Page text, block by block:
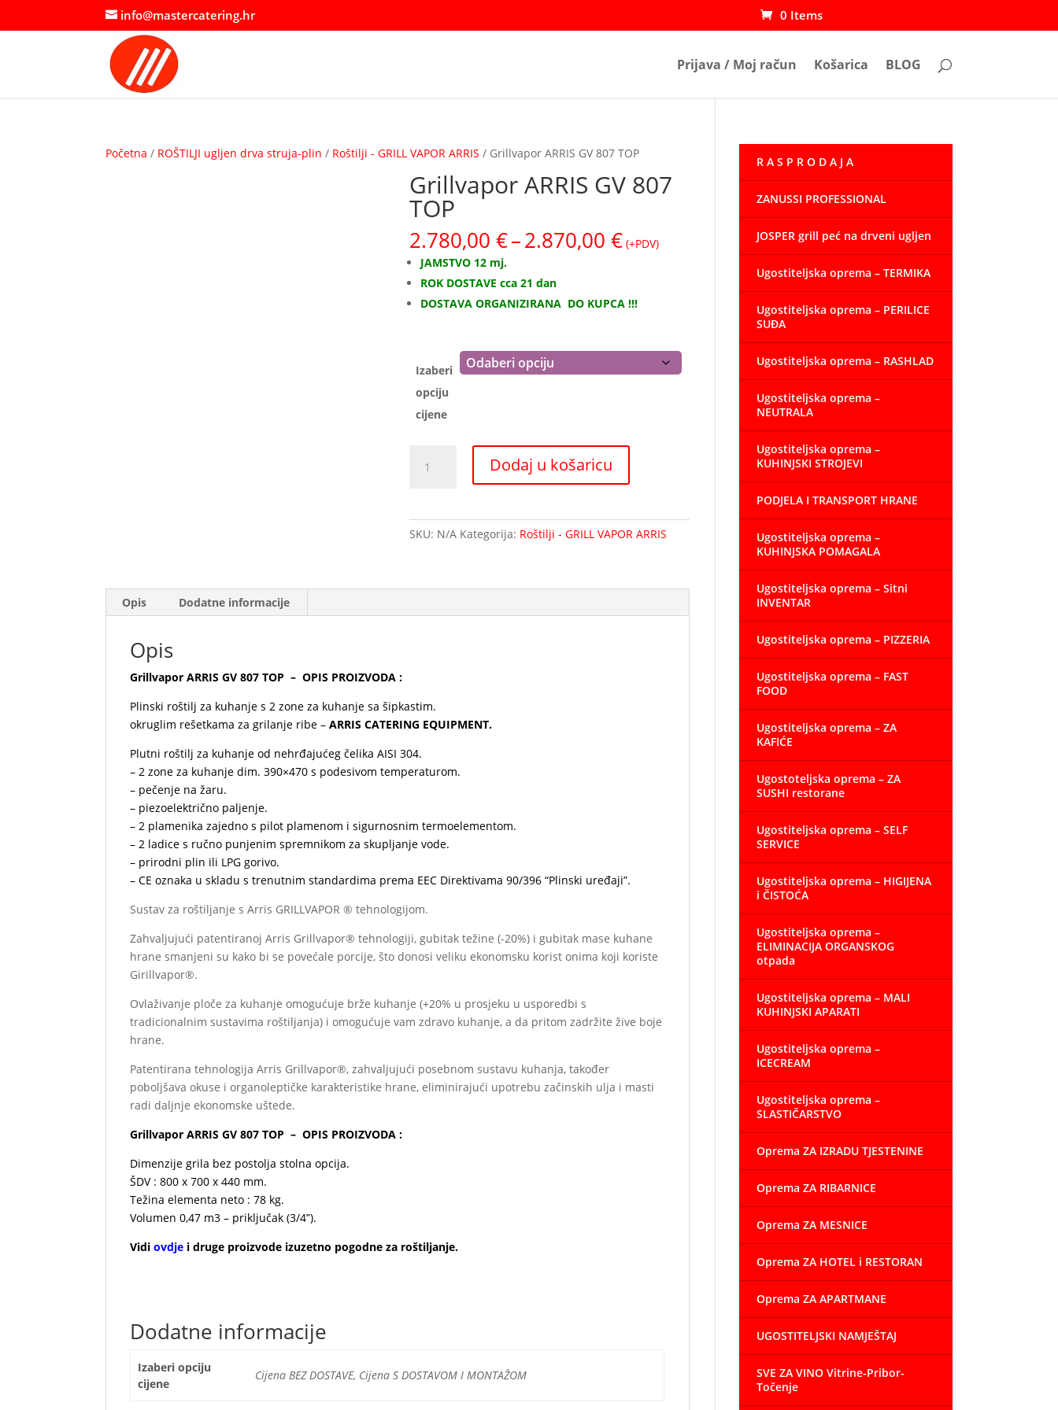
info@mastercatering.hr 0 Items
Prijava / Moj račun Košarica BLOG
Početna / ROŠTILJI ugljen drva struja-plin / Roštilji - GRILL VAPOR ARRIS / Grillvapor ARRIS GV 807 TOP
Grillvapor ARRIS GV 807
TOP
2.780,00€–2.870,00€Raspon
cijena:
2.780,00 €
do
(+PDV)
JAMSTVO 12 mj.
ROK DOSTAVE cca 21 dan
DOSTAVA ORGANIZIRANA DO KUPCA !!!
Izaberi
opciju
cijene
ARRIS
Dodaj u košaricu
SKU: N/A Kategorija: Roštilji - GRILL VAPOR ARRIS
Opis Dodatne informacije
Opis
Grillvapor ARRIS GV 807 TOP – OPIS PROIZVODA :
Plinski roštilj za kuhanje s 2 zone za kuhanje sa šipkastim.
okruglim rešetkama za grilanje ribe –ARRIS CATERING EQUIPMENT.
Plutni roštilj za kuhanje od nehrđajućeg čelika AISI 304.
– 2 zone za kuhanje dim. 390×470 s podesivom temperaturom.
– pečenje na žaru.
– piezoelektrično paljenje.
– 2 plamenika zajedno s pilot plamenom i sigurnosnim termoelementom.
– 2 ladice s ručno punjenim spremnikom za skupljanje vode.
– prirodni plin ili LPG gorivo.
– CE oznaka u skladu s trenutnim standardima prema EEC Direktivama 90/396 “Plinski uređaji”.
Sustav za roštiljanje s Arris GRILLVAPOR ® tehnologijom.
Zahvaljujući patentiranoj Arris Grillvapor® tehnologiji, gubitak težine (-20%) i gubitak mase kuhane
hrane smanjeni su kako bi se povećale porcije, što donosi veliku ekonomsku korist onima koji koriste
Girillvapor®.
Ovlaživanje ploče za kuhanje omogućuje brže kuhanje (+20% u prosjeku u usporedbi s
tradicionalnim sustavima roštiljanja) i omogućuje vam zdravo kuhanje, a da pritom zadržite žive boje
hrane.
Patentirana tehnologija Arris Grillvapor®, zahvaljujući posebnom sustavu kuhanja, također
poboljšava okuse i organoleptičke karakteristike hrane, eliminirajući upotrebu začinskih ulja i masti
radi daljnje ekonomske uštede.
Grillvapor ARRIS GV 807 TOP – OPIS PROIZVODA :
Dimenzije grila bez postolja stolna opcija.
ŠDV : 800 x 700 x 440 mm.
Težina elementa neto : 78 kg.
Volumen 0,47 m3 – priključak (3/4”).
Vidiovdje i druge proizvode izuzetno pogodne za roštiljanje.
Dodatne informacije
Izaberi opciju
cijene
Cijena BEZ DOSTAVE, Cijena S DOSTAVOM I MONTAŽOM
R A S P R O D A J A
ZANUSSI PROFESSIONAL
JOSPER grill peć na drveni ugljen
Ugostiteljska oprema – TERMIKA
Ugostiteljska oprema – PERILICE
SUĐA
Ugostiteljska oprema – RASHLAD
Ugostiteljska oprema –
NEUTRALA
Ugostiteljska oprema –
KUHINJSKI STROJEVI
PODJELA I TRANSPORT HRANE
Ugostiteljska oprema –
KUHINJSKA POMAGALA
Ugostiteljska oprema – Sitni
INVENTAR
Ugostiteljska oprema – PIZZERIA
Ugostiteljska oprema – FAST
FOOD
Ugostiteljska oprema – ZA
KAFIĆE
Ugostoteljska oprema – ZA
SUSHI restorane
Ugostiteljska oprema – SELF
SERVICE
Ugostiteljska oprema – HIGIJENA
i ČISTOĆA
Ugostiteljska oprema –
ELIMINACIJA ORGANSKOG
otpada
Ugostiteljska oprema – MALI
KUHINJSKI APARATI
Ugostiteljska oprema –
ICECREAM
Ugostiteljska oprema –
SLASTIČARSTVO
Oprema ZA IZRADU TJESTENINE
Oprema ZA RIBARNICE
Oprema ZA MESNICE
Oprema ZA HOTEL i RESTORAN
Oprema ZA APARTMANE
UGOSTITELJSKI NAMJEŠTAJ
SVE ZA VINO Vitrine-Pribor-
Točenje